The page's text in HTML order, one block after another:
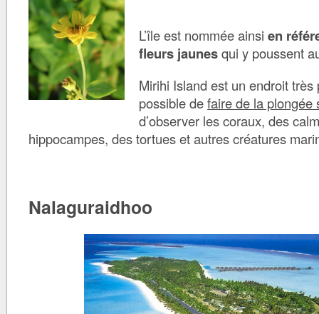
L’île est nommée ainsien
fleurs jaunesqui y poussent
Mirihi Island est un endroit très
possible defaire de la plongée
d’observer les coraux, des
hippocampes, des tortues et autres créatures
Nalaguraidhoo